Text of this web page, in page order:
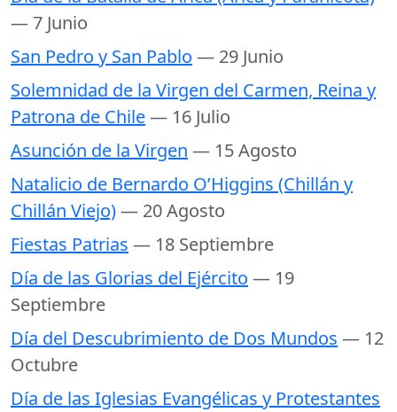
— 7 Junio
San Pedro y San Pablo — 29 Junio
Solemnidad de la Virgen del Carmen, Reina y
Patrona de Chile— 16 Julio
Asunción de la Virgen — 15 Agosto
Natalicio de Bernardo O’Higgins (Chillán y
Chillán Viejo)— 20 Agosto
Fiestas Patrias — 18 Septiembre
Día de las Glorias del Ejército — 19
Septiembre
Día del Descubrimiento de Dos Mundos — 12
Octubre
Día de las Iglesias Evangélicas y Protestantes